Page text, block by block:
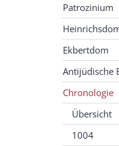
Patrozinium
Ekbertdom
Antijüdische
Chronologie
Übersicht
1004